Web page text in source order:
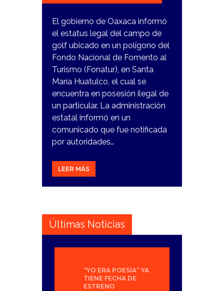
El gobierno de Oaxaca informó
el estatus legal del campo de
golf ubicado en un polígono del
Fondo Nacional de Fomento al
Turismo (Fonatur), en Santa
María Huatulco, el cual se
encuentra en posesión ilegal de
un particular. La administración
estatal informó en un
comunicado que fue notificada
por autoridades…
LEER MÁS
Últimas Noticias
“YO ERA POESÍA” YA
TIENE FECHA DE
ESTRENO